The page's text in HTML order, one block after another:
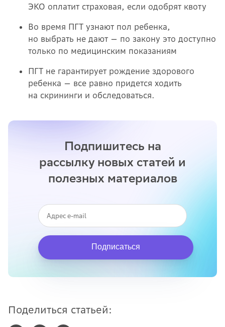
ЭКО оплатит страховая, если одобрят квоту
Во время ПГТ узнают пол ребенка,
но выбрать не дают — по закону это доступно
только по медицинским показаниям
ПГТ не гарантирует рождение здорового
ребенка — все равно придется ходить
на скрининги и обследоваться.
Подпишитесь на
рассылку новых статей и
полезных материалов
Подписаться
Поделиться статьей: